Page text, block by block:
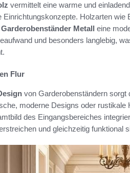
vermittelt eine warme und
Einrichtungskonzepte. Holzarten
Garderobenständer Metall eine
und besonders langlebig,
Flur
von Garderobenständern
moderne Designs oder rustikale
des Eingangsbereiches
und gleichzeitig funktional